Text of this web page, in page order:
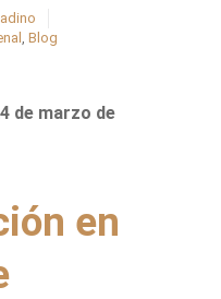
, Blog
de marzo de
en